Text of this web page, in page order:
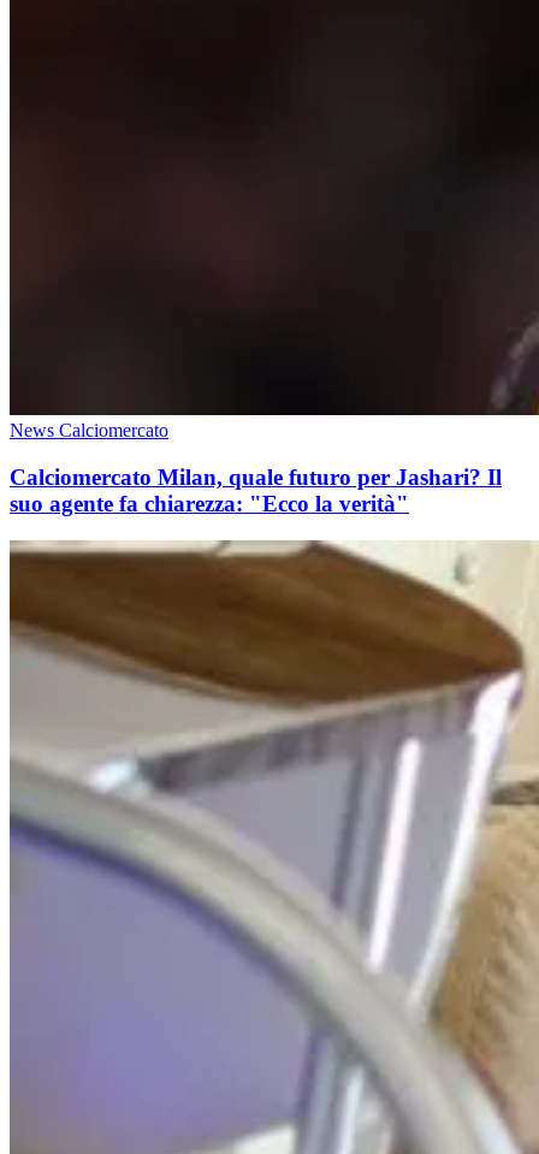
News Calciomercato
Calciomercato Milan, quale futuro per Jashari? Il
suo agente fa chiarezza: "Ecco la verità"